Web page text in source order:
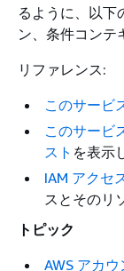
るように、以下
ン、条件コンテ
リファレンス:
このサービ
このサービ
スト を表示
IAM アクセ
スとそのリ
トピック
AWS アカ